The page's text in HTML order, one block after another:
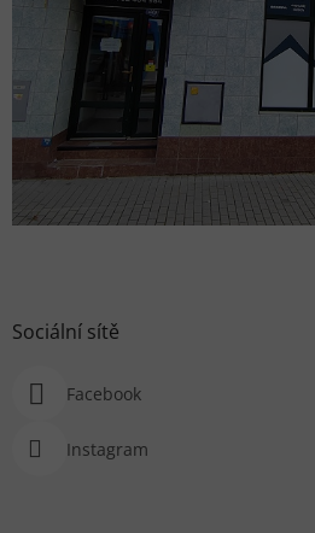
Sociální sítě
Facebook
Instagram